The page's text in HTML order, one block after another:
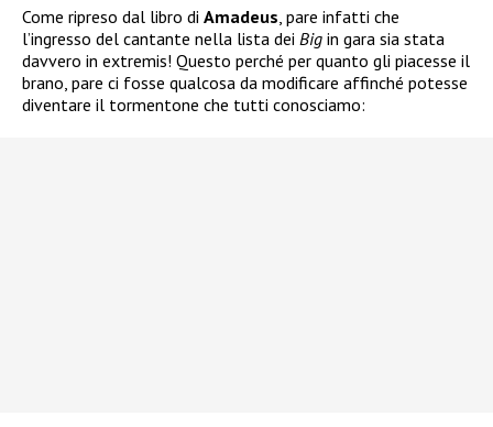
Come ripreso dal libro di Amadeus , pare infatti che
l’ingresso del cantante nella lista dei Big in gara sia stata
davvero in extremis! Questo perché per quanto gli piacesse il
brano, pare ci fosse qualcosa da modificare affinché potesse
diventare il tormentone che tutti conosciamo: